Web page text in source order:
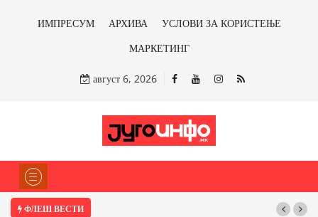
ИМПРЕСУМ АРХИВА
УСЛОВИ ЗА КОРИСТЕЊЕ
МАРКЕТИНГ
август 6, 2026
ФЛЕШ ВЕСТИ